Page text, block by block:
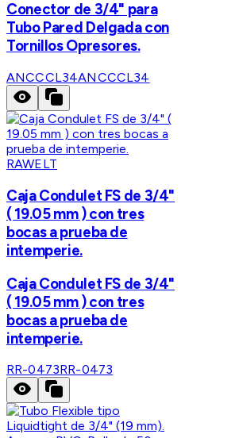
Conector de 3/4" para
Tubo Pared Delgada con
Tornillos Opresores.
ANCCCL34ANCCCL34
RAWELT
Caja Condulet FS de 3/4"
( 19.05 mm ) con tres
bocas a prueba de
intemperie.
Caja Condulet FS de 3/4"
( 19.05 mm ) con tres
bocas a prueba de
intemperie.
RR-0473RR-0473